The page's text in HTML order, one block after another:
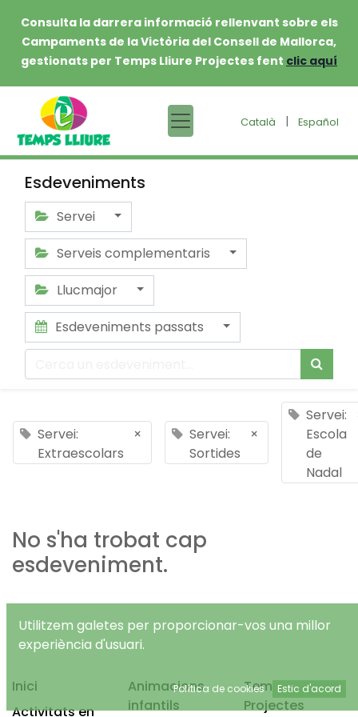
Consulta la darrera informació rellenvant sobre els
Campaments de la Victòria del Consell de Mallorca,
gestionats per Temps Lliure Projectes fent clic aquí
Català | Español
Esdeveniments
Servei
Serveis complementaris
Llucmajor
Esdeveniments passats
Servei:
Extraescolars
×
Servei:
Sortides
×
Servei:
Escola
de
Nadal
No s'ha trobat cap
esdeveniment.
Inici
Activitats en
Animacions
infantils
Temps Lliure
Projectes
Utilitzem galetes per proporcionar-vos una millor
experiència d'usuari.
Política de cookies Estic d'acord